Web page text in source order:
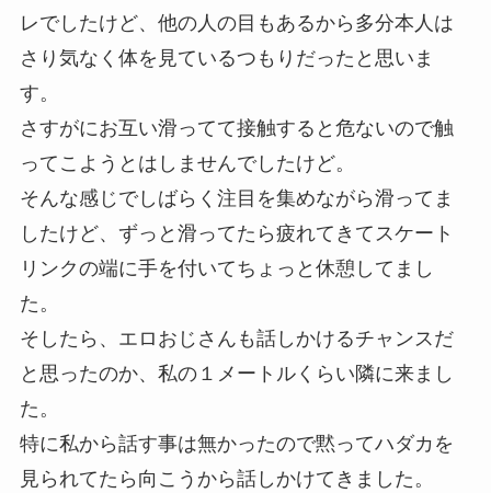
レでしたけど、他の人の目もあるから多分本人は
さり気なく体を見ているつもりだったと思いま
す。
さすがにお互い滑ってて接触すると危ないので触
ってこようとはしませんでしたけど。
そんな感じでしばらく注目を集めながら滑ってま
したけど、ずっと滑ってたら疲れてきてスケート
リンクの端に手を付いてちょっと休憩してまし
た。
そしたら、エロおじさんも話しかけるチャンスだ
と思ったのか、私の１メートルくらい隣に来まし
た。
特に私から話す事は無かったので黙ってハダカを
見られてたら向こうから話しかけてきました。